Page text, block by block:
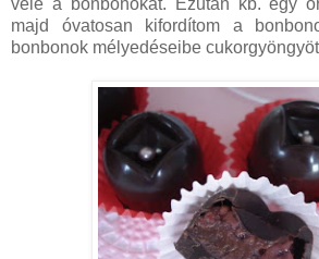
vele a bonbonokat. Ezután kb. egy
majd óvatosan kifordítom a
bonbonok mélyedéseibe